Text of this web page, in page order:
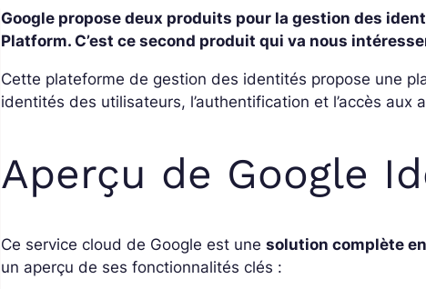
Google propose deux produits pour la gestion des
Platform. C’est ce second produit qui va nous
Cette plateforme de gestion des identités propose une
identités des utilisateurs, l’authentification et l’accès aux
Aperçu de Google
Ce service cloud de Google est unesolution complète
un aperçu de ses fonctionnalités clés :